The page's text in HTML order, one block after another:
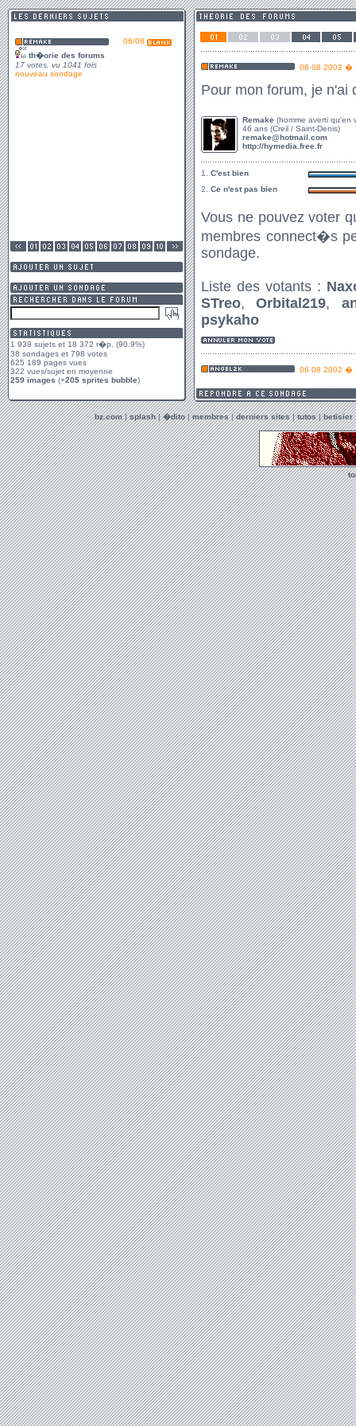
1 939 sujets et 18 372 r�p. (90.9%)
38 sondages et 798 votes
625 189 pages vues
322 vues/sujet en moyenne
259 images (+205 sprites bubble)
bz.com | splash | �dito | membres | derniers sites | tutos | betisier